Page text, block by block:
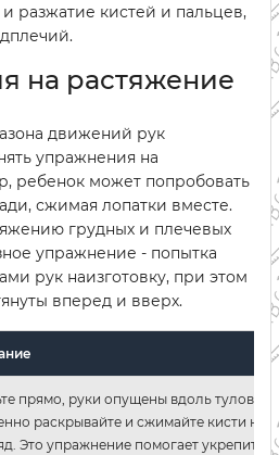
и разжатие кистей и пальцев,
на растяжение
движений рук
упражнения на
ребенок может попробовать
сжимая лопатки вместе.
грудных и плечевых
упражнение - попытка
рук наизготовку, при этом
вперед и вверх.
прямо, руки опущены вдоль
раскрывайте и сжимайте кисти
Это упражнение помогает укрепить